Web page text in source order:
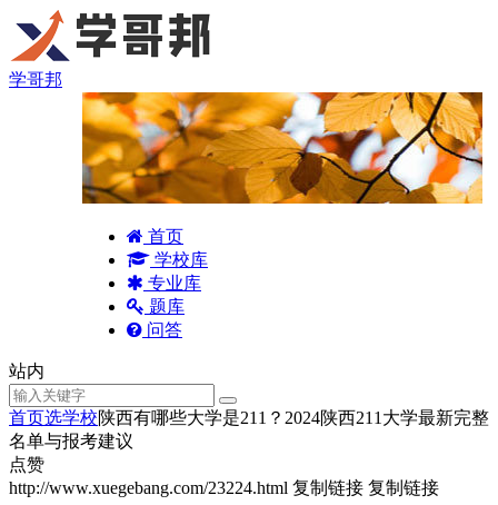
学哥邦
首页
学校库
专业库
题库
问答
站内
首页选学校陕西有哪些大学是211？2024陕西211大学最新完整
名单与报考建议
点赞
http://www.xuegebang.com/23224.html 复制链接 复制链接